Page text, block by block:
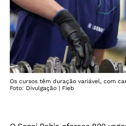
Os cursos têm duração variável, com
Foto: Divulgação | Fieb